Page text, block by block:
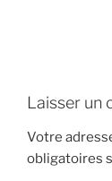
Laisser un
Votre
obligatoires